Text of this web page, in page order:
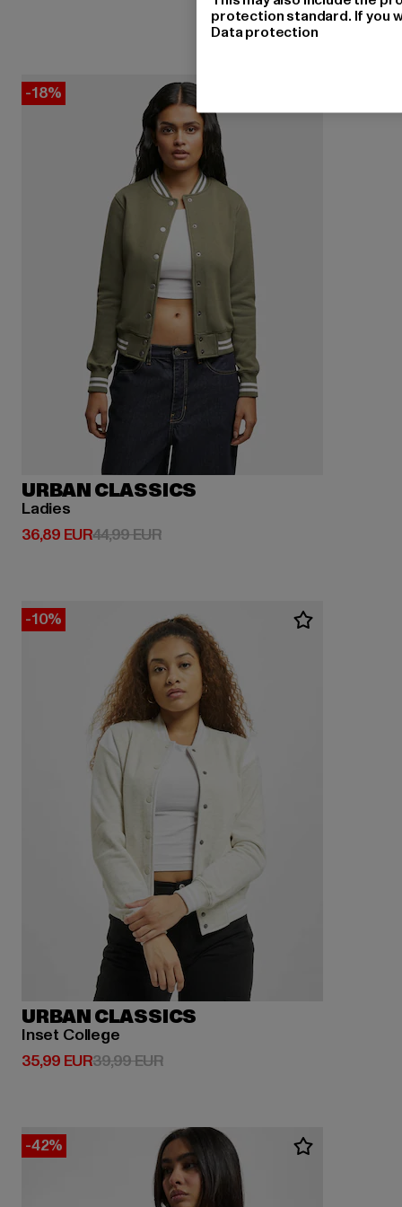
-18%
URBAN CLASSICS
Ladies
36,89 EUR
Derzeitiger Preis: 36,89 EUR
44,99 EURAktionspreis: 44,99 EUR
-10%
URBAN CLASSICS
Inset College
35,99 EUR
Derzeitiger Preis: 35,99 EUR
39,99 EURAktionspreis: 39,99 EUR
-42%
protection standard. If you
Data protection